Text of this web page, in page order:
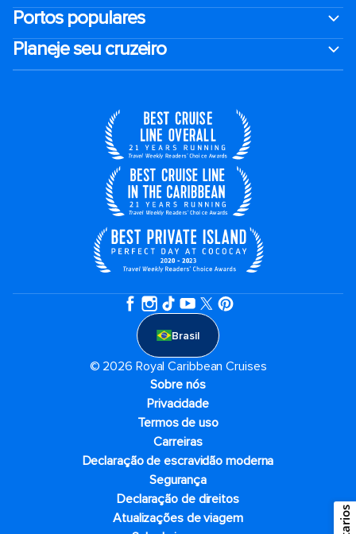
Portos populares
Planeje seu cruzeiro
Brasil
© 2026 Royal Caribbean Cruises
Sobre nós
Privacidade
Termos de uso
Carreiras
Declaração de escravidão moderna
Segurança
Declaração de direitos
Atualizações de viagem